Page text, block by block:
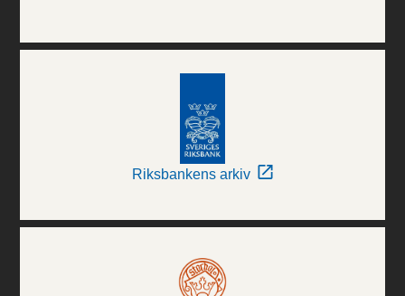
Riksbankens arkiv